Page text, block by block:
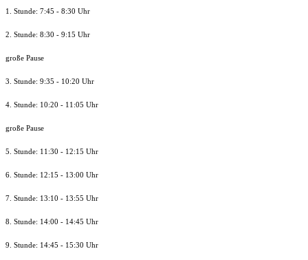
1. Stunde: 7:45 - 8:30 Uhr
2. Stunde: 8:30 - 9:15 Uhr
große Pause
3. Stunde: 9:35 - 10:20 Uhr
4. Stunde: 10:20 - 11:05 Uhr
große Pause
5. Stunde: 11:30 - 12:15 Uhr
6. Stunde: 12:15 - 13:00 Uhr
7. Stunde: 13:10 - 13:55 Uhr
8. Stunde: 14:00 - 14:45 Uhr
9. Stunde: 14:45 - 15:30 Uhr